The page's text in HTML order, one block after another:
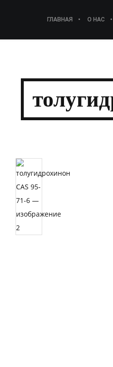
ГЛАВНАЯ О НАС